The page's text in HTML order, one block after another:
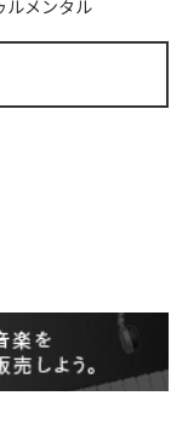
ルメンタル